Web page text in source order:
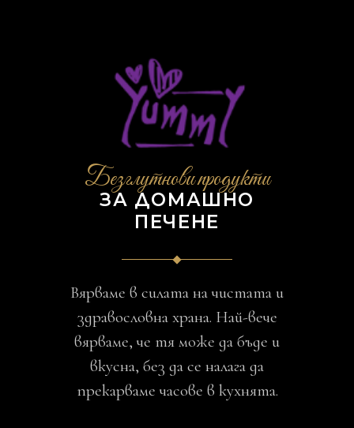
Безглутнови продукти
ЗА ДОМАШНО
ПЕЧЕНЕ
Вярваме в силата на чистата и
здравословна храна. Най-вече
вярваме, че тя може да бъде и
вкусна, без да се налага да
прекарваме часове в кухнята.